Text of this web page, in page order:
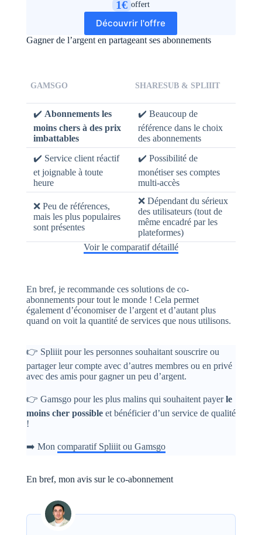
1€ offert
Découvrir l'offre
Gagner de l’argent en partageant ses abonnements
GAMSGO SHARESUB & SPLIIIT
✔️ Abonnements les
moins chers à des prix
imbattables
✔️ Beaucoup de
référence dans le choix
des abonnements
✔️ Service client réactif
et joignable à toute
heure
✔️ Possibilité de
monétiser ses comptes
multi-accès
❌ Peu de références,
mais les plus populaires
sont présentes
❌ Dépendant du sérieux
des utilisateurs (tout de
même encadré par les
plateformes)
Voir le comparatif détaillé
En bref, je recommande ces solutions de co-
abonnements pour tout le monde ! Cela permet
également d’économiser de l’argent et d’autant plus
quand on voit la quantité de services que nous utilisons.
👉 Spliiit pour les personnes souhaitant souscrire ou
partager leur compte avec d’autres membres ou en privé
avec des amis pour gagner un peu d’argent.
👉 Gamsgo pour les plus malins qui souhaitent payerle
moins cher possibleet bénéficier d’un service de qualité
!
➡️ Mon comparatif Spliiit ou Gamsgo
En bref, mon avis sur le co-abonnement